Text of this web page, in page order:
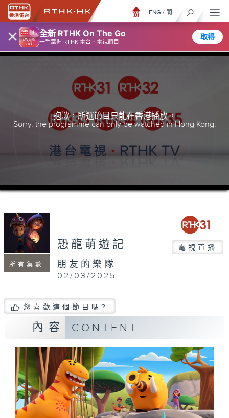
× 全新 RTHK On The Go
一手掌握 RTHK 電台、電視節目
取得
ENG / 簡
抱歉，所選節目只能在香港播放。
Sorry, the programme can only be watched in Hong Kong.
所有集數
恐龍萌遊記 電視直播
朋友的樂隊
02/03/2025
您喜歡這個節目嗎?
內容 CONTENT